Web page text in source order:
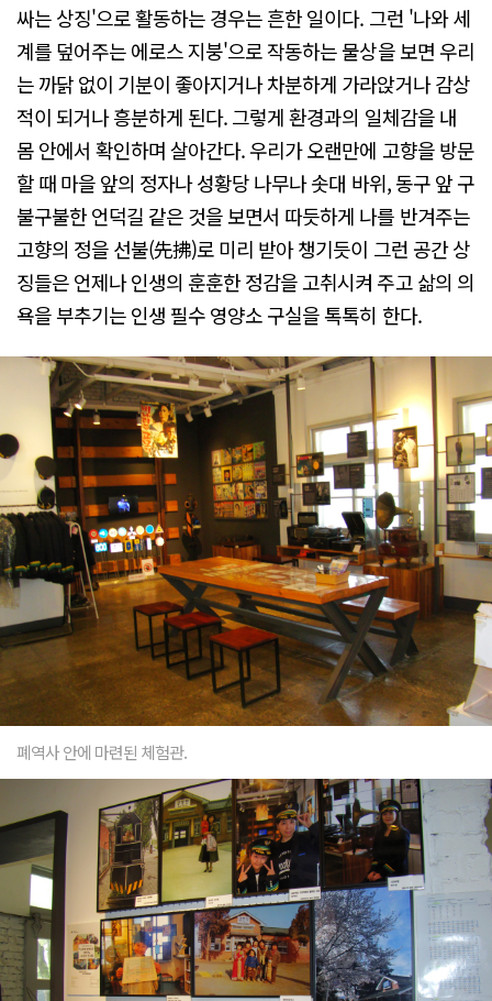
싸는 상징'으로 활동하는 경우는 흔한 일이다. 그런 '나와 세
계를 덮어주는 에로스 지붕'으로 작동하는 물상을 보면 우리
는 까닭 없이 기분이 좋아지거나 차분하게 가라앉거나 감상
적이 되거나 흥분하게 된다. 그렇게 환경과의 일체감을 내
몸 안에서 확인하며 살아간다. 우리가 오랜만에 고향을 방문
할 때 마을 앞의 정자나 성황당 나무나 솟대 바위, 동구 앞 구
불구불한 언덕길 같은 것을 보면서 따듯하게 나를 반겨주는
고향의 정을 선불(先拂)로 미리 받아 챙기듯이 그런 공간 상
징들은 언제나 인생의 훈훈한 정감을 고취시켜 주고 삶의 의
욕을 부추기는 인생 필수 영양소 구실을 톡톡히 한다.
폐역사 안에 마련된 체험관.